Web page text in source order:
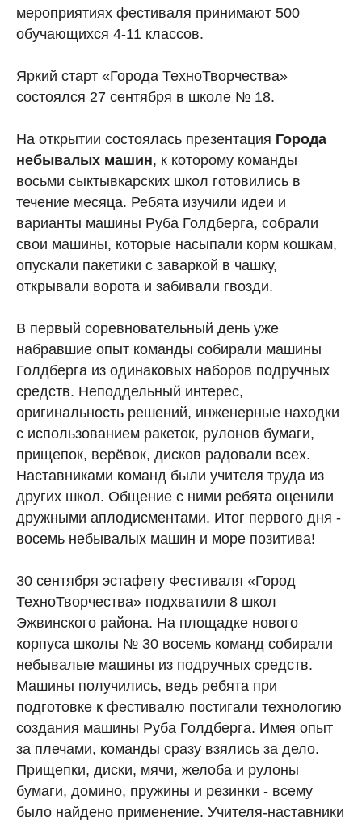
мероприятиях фестиваля принимают 500
обучающихся 4-11 классов.
Яркий старт «Города ТехноТворчества»
состоялся 27 сентября в школе № 18.
На открытии состоялась презентация Города
небывалых машин, к которому команды
восьми сыктывкарских школ готовились в
течение месяца. Ребята изучили идеи и
варианты машины Руба Голдберга, собрали
свои машины, которые насыпали корм кошкам,
опускали пакетики с заваркой в чашку,
открывали ворота и забивали гвозди.
В первый соревновательный день уже
набравшие опыт команды собирали машины
Голдберга из одинаковых наборов подручных
средств. Неподдельный интерес,
оригинальность решений, инженерные находки
с использованием ракеток, рулонов бумаги,
прищепок, верёвок, дисков радовали всех.
Наставниками команд были учителя труда из
других школ. Общение с ними ребята оценили
дружными аплодисментами. Итог первого дня -
восемь небывалых машин и море позитива!
30 сентября эстафету Фестиваля «Город
ТехноТворчества» подхватили 8 школ
Эжвинского района. На площадке нового
корпуса школы № 30 восемь команд собирали
небывалые машины из подручных средств.
Машины получились, ведь ребята при
подготовке к фестивалю постигали технологию
создания машины Руба Голдберга. Имея опыт
за плечами, команды сразу взялись за дело.
Прищепки, диски, мячи, желоба и рулоны
бумаги, домино, пружины и резинки - всему
было найдено применение. Учителя-наставники